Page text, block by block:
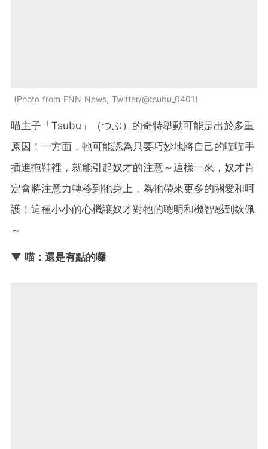
Photo from FNN News, Twitter/@tsubu_0401
喵主子「Tsubu」（つぶ）的奇特舉動可能是出於多重
原因！一方面，牠可能認為只要巧妙地將自己的喵喵手
插進拖鞋裡，就能引起奴才的注意～這樣一來，奴才肯
定會將注意力轉移到牠身上，為牠帶來更多的關愛和呵
護！這種小小的心機讓奴才對牠的聰明和機智感到欽佩
～
▼ 喵：還是有點的囉